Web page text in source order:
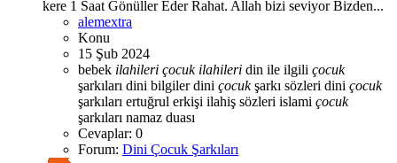
kere 1 Saat Gönüller Eder Rahat. Allah bizi seviyor Bizden...
alemextra
Konu
15 Şub 2024
bebek ilahileri çocuk ilahileri din ile ilgili çocuk
şarkıları dini bilgilerdini çocukşarkı sözleri dini çocuk
şarkıları ertuğrul erkişi ilahiş sözleri islami çocuk
şarkıları namaz duası
Cevaplar: 0
Forum: Dini Çocuk Şarkıları